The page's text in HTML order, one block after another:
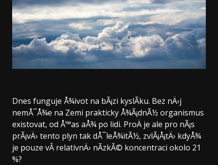
Dnes funguje Å¾ivot na bÃ¡zi kyslÃ­ku. Bez nÄ›j
nemÅ¯Å¾e na Zemi prakticky Å¾Ã¡dnÃ½ organismus
existovat, od Å™as aÅ¾ po lidi. ProÄ je ale pro nÃ¡s
prÃ¡vÄ› tento plyn tak dÅ¯leÅ¾itÃ½, zvlÃ¡Å¡tÄ› kdyÅ¾
je pouze vÂ relativnÄ› nÃ­zkÃ© koncentraci okolo 21
%?